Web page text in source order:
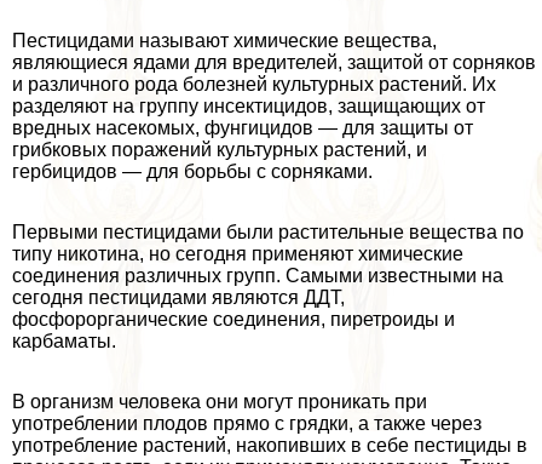
Пестицидами называют химические вещества,
являющиеся ядами для вредителей, защитой от сорняков
и различного рода болезней культурных растений. Их
разделяют на группу инсектицидов, защищающих от
вредных насекомых, фунгицидов — для защиты от
грибковых поражений культурных растений, и
гербицидов — для борьбы с сорняками.
Первыми пестицидами были растительные вещества по
типу никотина, но сегодня применяют химические
соединения различных групп. Самыми известными на
сегодня пестицидами являются ДДТ,
фосфорорганические соединения, пиретроиды и
карбаматы.
В организм человека они могут проникать при
употрeблении плодов прямо с грядки, а также через
употрeбление растений, накопивших в себе пестициды в